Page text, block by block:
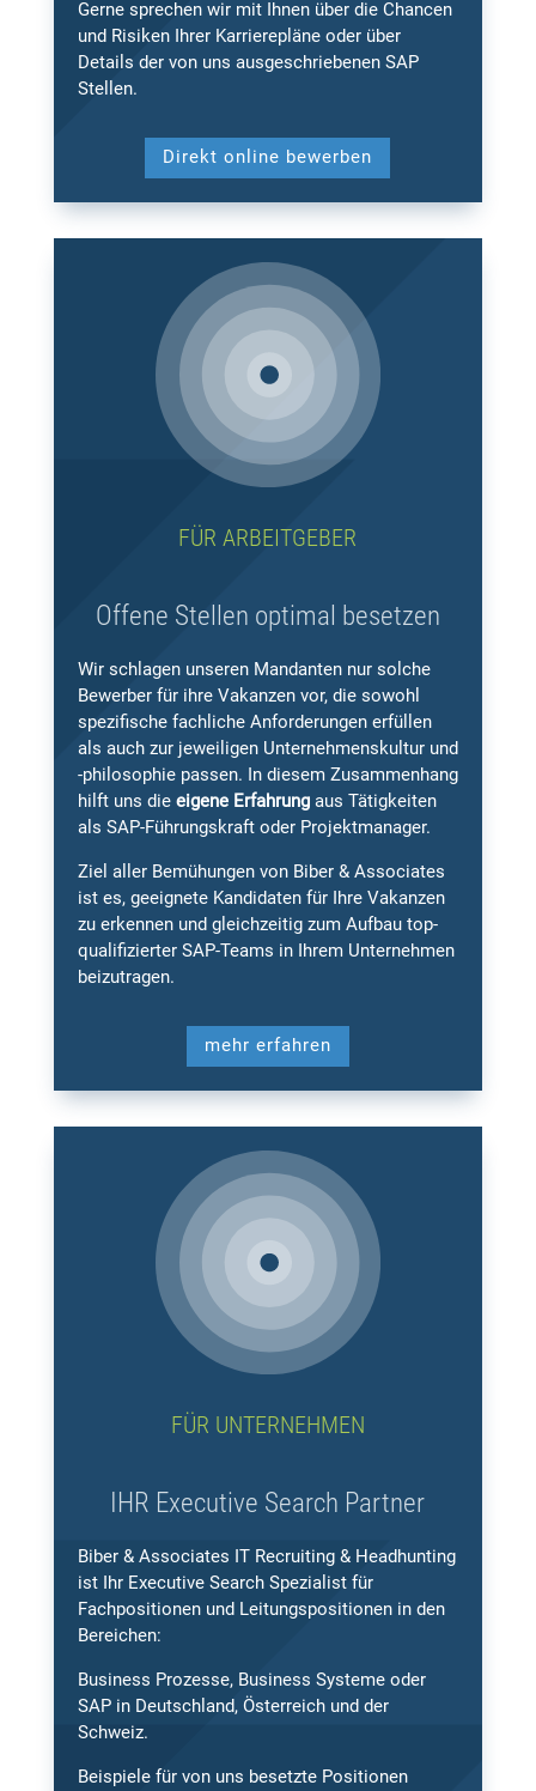
Gerne sprechen wir mit Ihnen über die Chancen
und Risiken Ihrer Karrierepläne oder über
Details der von uns ausgeschriebenen SAP
Stellen.
Direkt online bewerben
FÜR ARBEITGEBER
Offene Stellen optimal besetzen
Wir schlagen unseren Mandanten nur solche
Bewerber für ihre Vakanzen vor, die sowohl
spezifische fachliche Anforderungen erfüllen
als auch zur jeweiligen Unternehmenskultur und
-philosophie passen. In diesem Zusammenhang
hilft uns die eigene Erfahrung aus Tätigkeiten
als SAP-Führungskraft oder Projektmanager.
Ziel aller Bemühungen von Biber & Associates
ist es, geeignete Kandidaten für Ihre Vakanzen
zu erkennen und gleichzeitig zum Aufbau top-
qualifizierter SAP-Teams in Ihrem Unternehmen
beizutragen.
mehr erfahren
FÜR UNTERNEHMEN
IHR Executive Search Partner
Biber & Associates IT Recruiting & Headhunting
ist Ihr Executive Search Spezialist für
Fachpositionen und Leitungspositionen in den
Bereichen:
Business Prozesse, Business Systeme oder
SAP in Deutschland, Österreich und der
Schweiz.
Beispiele für von uns besetzte Positionen